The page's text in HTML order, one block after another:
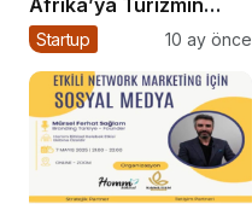
Nabzı Uzakrota
Startup 10 ay önce